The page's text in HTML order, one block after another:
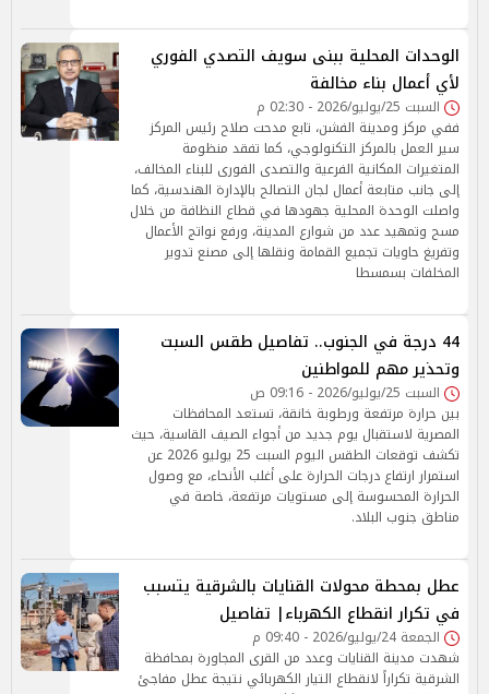
الوحدات المحلية ببنى سويف التصدي الفوري
لأي أعمال بناء مخالفة
السبت 25/يوليو/2026 - 02:30 م
ففي مركز ومدينة الفشن، تابع مدحت صلاح رئيس المركز
سير العمل بالمركز التكنولوجي، كما تفقد منظومة
المتغيرات المكانية الفرعية والتصدى الفورى للبناء المخالف،
إلى جانب متابعة أعمال لجان التصالح بالإدارة الهندسية، كما
واصلت الوحدة المحلية جهودها في قطاع النظافة من خلال
مسح وتمهيد عدد من شوارع المدينة، ورفع نواتج الأعمال
وتفريغ حاويات تجميع القمامة ونقلها إلى مصنع تدوير
المخلفات بسمسطا
44 درجة في الجنوب.. تفاصيل طقس السبت
وتحذير مهم للمواطنين
السبت 25/يوليو/2026 - 09:16 ص
بين حرارة مرتفعة ورطوبة خانقة، تستعد المحافظات
المصرية لاستقبال يوم جديد من أجواء الصيف القاسية، حيث
تكشف توقعات الطقس اليوم السبت 25 يوليو 2026 عن
استمرار ارتفاع درجات الحرارة على أغلب الأنحاء، مع وصول
الحرارة المحسوسة إلى مستويات مرتفعة، خاصة في
مناطق جنوب البلاد.
عطل بمحطة محولات القنايات بالشرقية يتسبب
في تكرار انقطاع الكهرباء| تفاصيل
الجمعة 24/يوليو/2026 - 09:40 م
شهدت مدينة القنايات وعدد من القرى المجاورة بمحافظة
الشرقية تكراراً لانقطاع التيار الكهربائي نتيجة عطل مفاجئ